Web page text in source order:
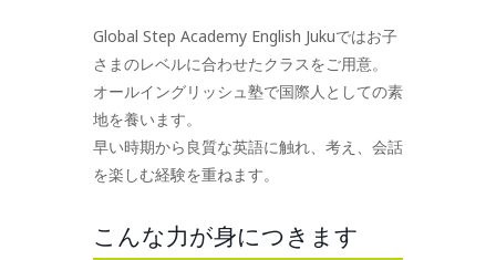
Global Step Academy English Jukuではお子
さまのレベルに合わせたクラスをご用意。
オールイングリッシュ塾で国際人としての素
地を養います。
早い時期から良質な英語に触れ、考え、会話
を楽しむ経験を重ねます。
こんな力が身につきます